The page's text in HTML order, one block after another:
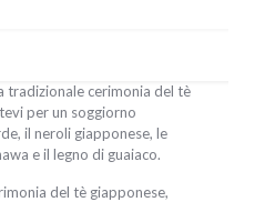
tradizionale cerimonia del tè
per un soggiorno
il neroli giapponese, le
e il legno di guaiaco.
del tè giapponese,